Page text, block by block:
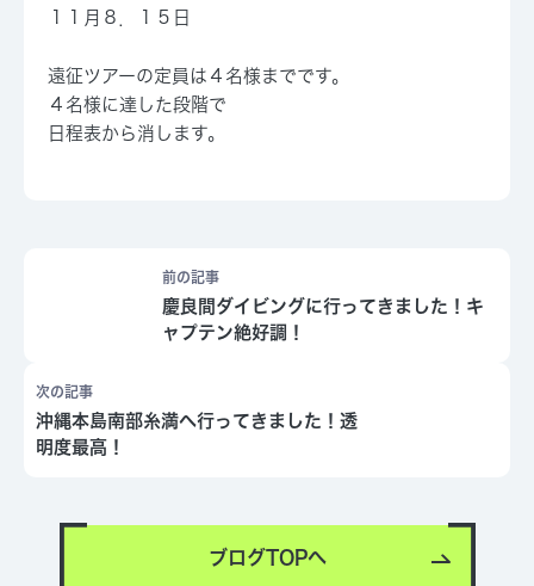
１１月８．１５日
遠征ツアーの定員は４名様までです。
４名様に達した段階で
日程表から消します。
前の記事
慶良間ダイビングに行ってきました！キ
ャプテン絶好調！
次の記事
沖縄本島南部糸満へ行ってきました！透
明度最高！
ブログTOPへ